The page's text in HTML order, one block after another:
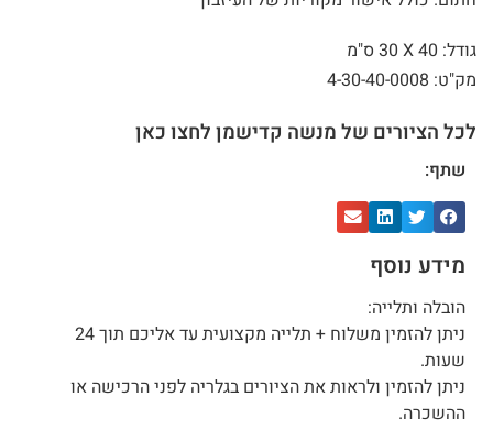
גודל: 40 X
30 ס"מ
מק"ט: 4-30-40-0008
לכל הציורים של מנשה קדישמן לחצו כאן
שתף:
מידע נוסף
הובלה ותלייה:
ניתן להזמין משלוח + תלייה מקצועית עד אליכם תוך 24
שעות.
ניתן להזמין ולראות את הציורים בגלריה לפני הרכישה או
ההשכרה.